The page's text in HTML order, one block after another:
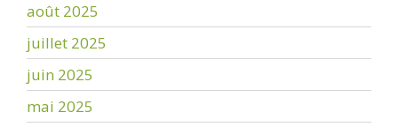
août 2025
juillet 2025
juin 2025
mai 2025